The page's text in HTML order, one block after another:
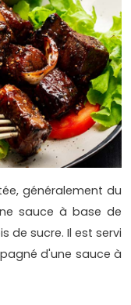
généralement du
sauce à base de
de sucre. Il est servi
d'une sauce à